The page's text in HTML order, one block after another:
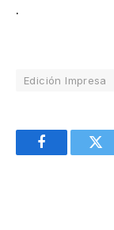
.
Edición Impresa
Facebook